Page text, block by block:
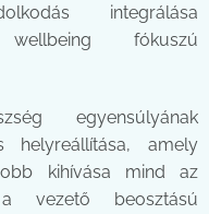
integrálása
fókuszú
egyensúlyának
helyreállítása, amely
kihívása mind az
vezető beosztású